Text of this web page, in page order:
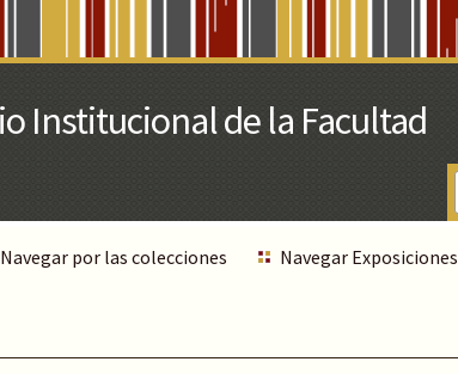
Navegar por las colecciones Navegar Exposiciones